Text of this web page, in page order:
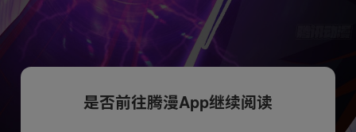
是否前往腾漫App继续阅读